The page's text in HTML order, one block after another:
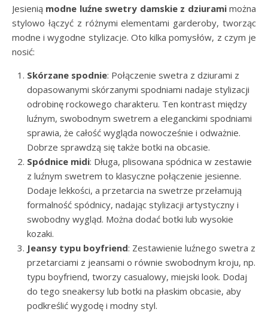
Jesienią modne luźne swetry damskie z dziuramimożna
stylowo łączyć z różnymi elementami garderoby, tworząc
modne i wygodne stylizacje. Oto kilka pomysłów, z czym je
nosić:
Skórzane spodnie: Połączenie swetra z dziurami z
dopasowanymi skórzanymi spodniami nadaje stylizacji
odrobinę rockowego charakteru. Ten kontrast między
luźnym, swobodnym swetrem a eleganckimi spodniami
sprawia, że całość wygląda nowocześnie i odważnie.
Dobrze sprawdzą się także botki na obcasie.
Spódnice midi: Długa, plisowana spódnica w zestawie
z luźnym swetrem to klasyczne połączenie jesienne.
Dodaje lekkości, a przetarcia na swetrze przełamują
formalność spódnicy, nadając stylizacji artystyczny i
swobodny wygląd. Można dodać botki lub wysokie
kozaki.
Jeansy typu boyfriend: Zestawienie luźnego swetra z
przetarciami z jeansami o równie swobodnym kroju, np.
typu boyfriend, tworzy casualowy, miejski look. Dodaj
do tego sneakersy lub botki na płaskim obcasie, aby
podkreślić wygodę i modny styl.